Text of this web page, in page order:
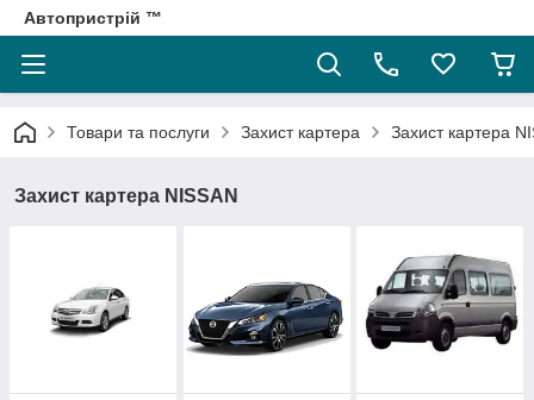
Автопристрій ™
Товари та послуги Захист картера Захист картера
Захист картера NISSAN